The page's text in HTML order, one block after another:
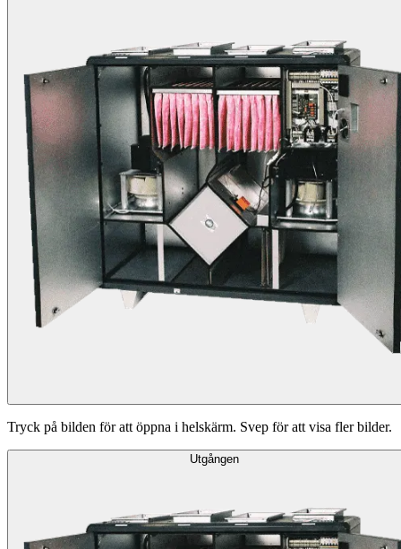
Tryck på bilden för att öppna i helskärm. Svep för att visa fler bilder.
Utgången